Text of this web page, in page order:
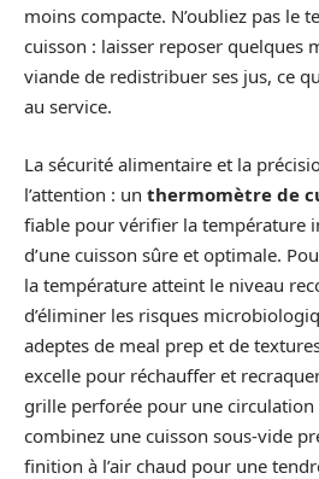
moins compacte. N’oubliez pas le
cuisson : laisser reposer quelques
viande de redistribuer ses jus, ce
au service.
La sécurité alimentaire et la
l’attention : un thermomètre de
fiable pour vérifier la température
d’une cuisson sûre et optimale.
la température atteint le niveau
d’éliminer les risques
adeptes de meal prep et de
excelle pour réchauffer et
grille perforée pour une circulation
combinez une cuisson sous‑vide
finition à l’air chaud pour une